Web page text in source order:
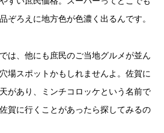
ぞろえに地方色が色濃く出るんです。
は、他にも庶民のご当地グルメが並ん
場スポットかもしれませんよ。佐賀に
があり、ミンチコロッケという名前で
賀に行くことがあったら探してみるの